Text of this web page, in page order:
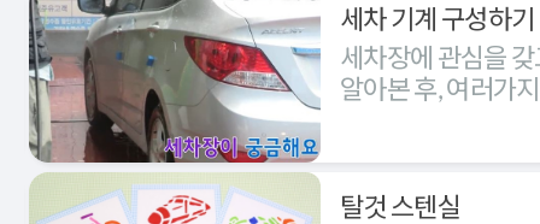
세차 기계 구성하기
세차장에 관심을
알아본 후, 여러가
탈것 스텐실